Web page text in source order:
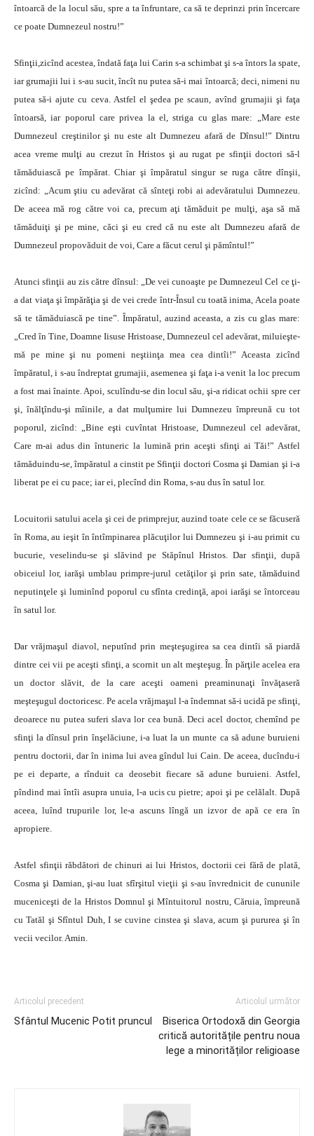
întoarcă de la locul său, spre a ta înfruntare, ca să te deprinzi prin încercare
ce poate Dumnezeul nostru!”
Sfinţii,zicînd acestea, îndată faţa lui Carin s-a schimbat şi s-a întors la spate,
iar grumajii lui i s-au sucit, încît nu putea să-i mai întoarcă; deci, nimeni nu
putea să-i ajute cu ceva. Astfel el şedea pe scaun, avînd grumajii şi faţa
întoarsă, iar poporul care privea la el, striga cu glas mare: „Mare este
Dumnezeul creştinilor şi nu este alt Dumnezeu afară de Dînsul!” Dintru
acea vreme mulţi au crezut în Hristos şi au rugat pe sfinţii doctori să-l
tămăduiască pe împărat. Chiar şi împăratul singur se ruga către dînşii,
zicînd: „Acum ştiu cu adevărat că sînteţi robi ai adevăratului Dumnezeu.
De aceea mă rog către voi ca, precum aţi tămăduit pe mulţi, aşa să mă
tămăduiţi şi pe mine, căci şi eu cred că nu este alt Dumnezeu afară de
Dumnezeul propovăduit de voi, Care a făcut cerul şi pămîntul!”
Atunci sfinţii au zis către dînsul: „De vei cunoaşte pe Dumnezeul Cel ce ţi-
a dat viaţa şi împărăţia şi de vei crede într-Însul cu toată inima, Acela poate
să te tămăduiască pe tine”. Împăratul, auzind aceasta, a zis cu glas mare:
„Cred în Tine, Doamne Iisuse Hristoase, Dumnezeul cel adevărat, miluieşte-
mă pe mine şi nu pomeni neştiinţa mea cea dintîi!” Aceasta zicînd
împăratul, i s-au îndreptat grumajii, asemenea şi faţa i-a venit la loc precum
a fost mai înainte. Apoi, sculîndu-se din locul său, şi-a ridicat ochii spre cer
şi, înălţîndu-şi mîinile, a dat mulţumire lui Dumnezeu împreună cu tot
poporul, zicînd: „Bine eşti cuvîntat Hristoase, Dumnezeul cel adevărat,
Care m-ai adus din întuneric la lumină prin aceşti sfinţi ai Tăi!” Astfel
tămăduindu-se, împăratul a cinstit pe Sfinţii doctori Cosma şi Damian şi i-a
liberat pe ei cu pace; iar ei, plecînd din Roma, s-au dus în satul lor.
Locuitorii satului acela şi cei de primprejur, auzind toate cele ce se făcuseră
în Roma, au ieşit în întîmpinarea plăcuţilor lui Dumnezeu şi i-au primit cu
bucurie, veselindu-se şi slăvind pe Stăpînul Hristos. Dar sfinţii, după
obiceiul lor, iarăşi umblau primpre-jurul cetăţilor şi prin sate, tămăduind
neputinţele şi luminînd poporul cu sfînta credinţă, apoi iarăşi se întorceau
în satul lor.
Dar vrăjmaşul diavol, neputînd prin meşteşugirea sa cea dintîi să piardă
dintre cei vii pe aceşti sfinţi, a scornit un alt meşteşug. În părţile acelea era
un doctor slăvit, de la care aceşti oameni preaminunaţi învăţaseră
meşteşugul doctoricesc. Pe acela vrăjmaşul l-a îndemnat să-i ucidă pe sfinţi,
deoarece nu putea suferi slava lor cea bună. Deci acel doctor, chemînd pe
sfinţi la dînsul prin înşelăciune, i-a luat la un munte ca să adune buruieni
pentru doctorii, dar în inima lui avea gîndul lui Cain. De aceea, ducîndu-i
pe ei departe, a rînduit ca deosebit fiecare să adune buruieni. Astfel,
pîndind mai întîi asupra unuia, l-a ucis cu pietre; apoi şi pe celălalt. După
aceea, luînd trupurile lor, le-a ascuns lîngă un izvor de apă ce era în
apropiere.
Astfel sfinţii răbdători de chinuri ai lui Hristos, doctorii cei fără de plată,
Cosma şi Damian, şi-au luat sfîrşitul vieţii şi s-au învrednicit de cununile
muceniceşti de la Hristos Domnul şi Mîntuitorul nostru, Căruia, împreună
cu Tatăl şi Sfîntul Duh, I se cuvine cinstea şi slava, acum şi pururea şi în
vecii vecilor. Amin.
Articolul precedent
Sfântul Mucenic Potit pruncul
Articolul următor
Biserica Ortodoxă din Georgia
critică autoritățile pentru noua
lege a minorităților religioase